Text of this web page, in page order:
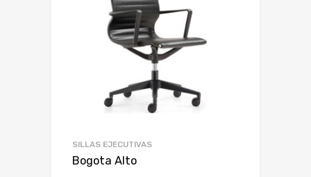
SILLAS EJECUTIVAS
Bogota Alto